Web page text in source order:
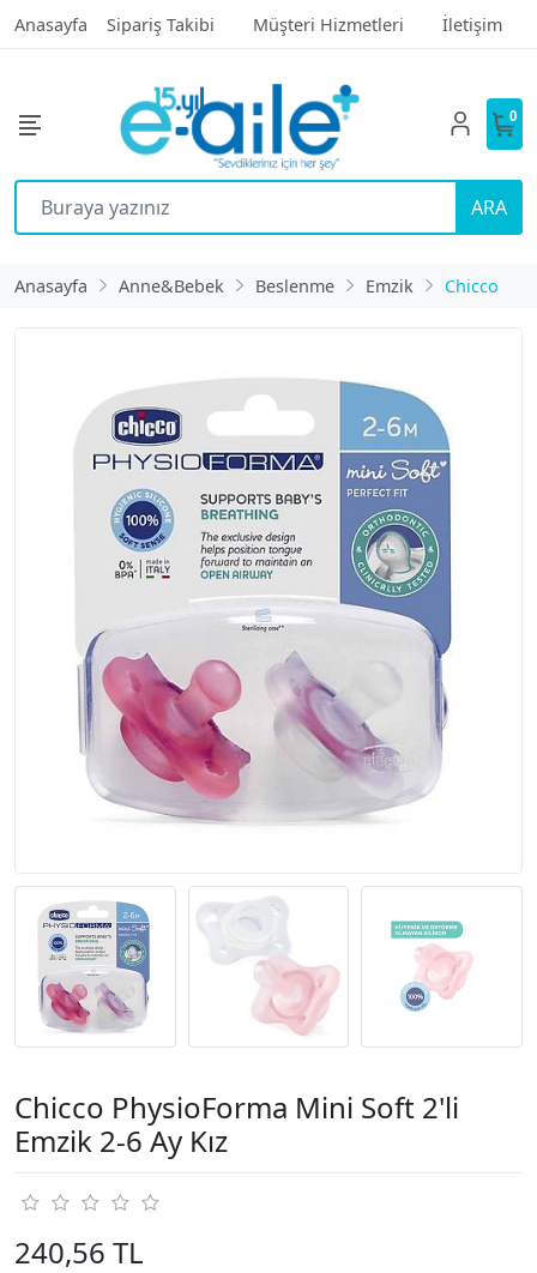
Anasayfa Sipariş Takibi Müşteri Hizmetleri İletişim
ARA
0
Anasayfa Anne&Bebek Beslenme Emzik Chicco
Chicco PhysioForma Mini Soft 2'li
Emzik 2-6 Ay Kız
240,56 TL